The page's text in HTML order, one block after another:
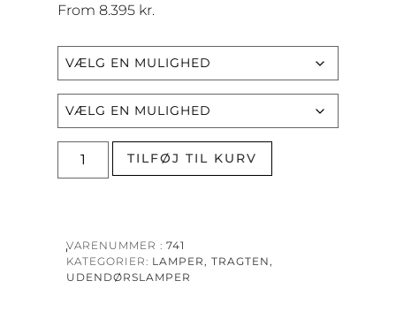
From 8.395 kr.
TILFØJ TIL KURV
VARENUMMER
741
KATEGORIER
LAMPER , TRAGTEN ,
UDENDØRSLAMPER